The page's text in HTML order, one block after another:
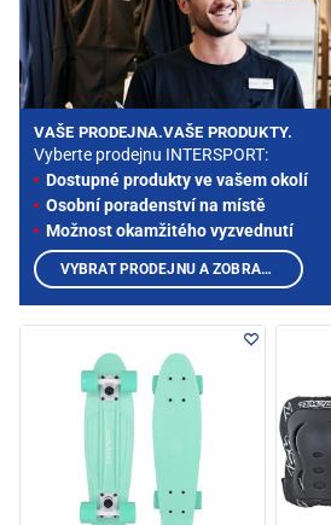
VAŠE PRODEJNA.VAŠE PRODUKTY.
Vyberte prodejnu INTERSPORT:
Dostupné produkty ve vašem okolí
Osobní poradenství na místě
Možnost okamžitého vyzvednutí
VYBRAT PRODEJNU A ZOBRAZIT PRODUKTY